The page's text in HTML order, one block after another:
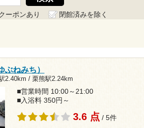
ーポンあり
閉館済みを除く
ねみち）
2.40km / 栗熊駅2.24km
■営業時間 10:00～21:00
■入浴料 350円～
3.6 点 / 5件